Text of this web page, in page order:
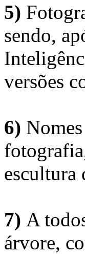
5)
sendo,
versões
6)
escultura
7) A
árvore,